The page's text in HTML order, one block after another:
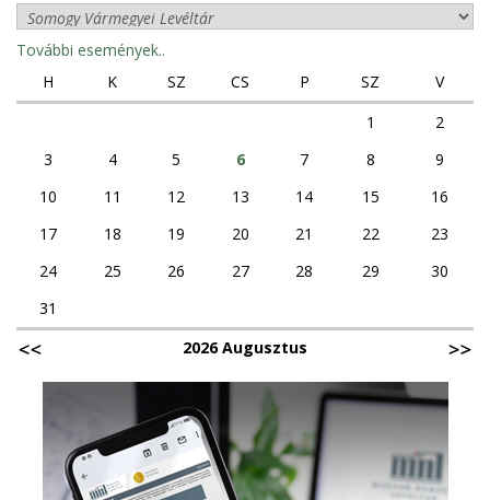
További események..
H
K SZ CS P SZ
V
1
2
3
4 5 6 7 8
9
10
11 12 13 14 15
16
17
18 19 20 21 22
23
24
25 26 27 28 29
30
31
2026 Augusztus